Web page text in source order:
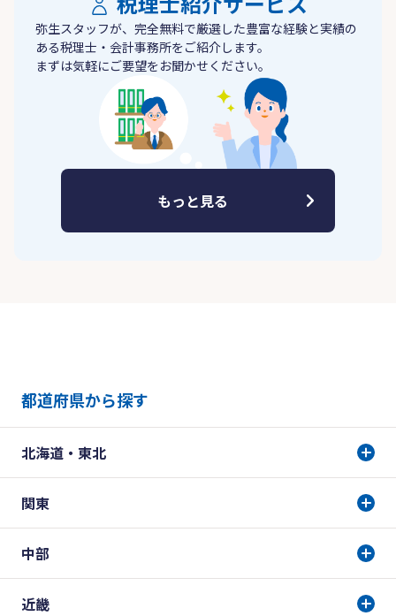
弥生スタッフが、完全無料で厳選した豊富な経験と実績の
ある税理士・会計事務所をご紹介します。
まずは気軽にご要望をお聞かせください。
もっと見る
都道府県から探す
北海道・東北
関東
中部
近畿